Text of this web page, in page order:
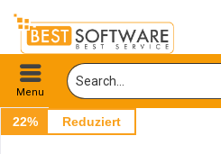
Menu
22% Reduziert